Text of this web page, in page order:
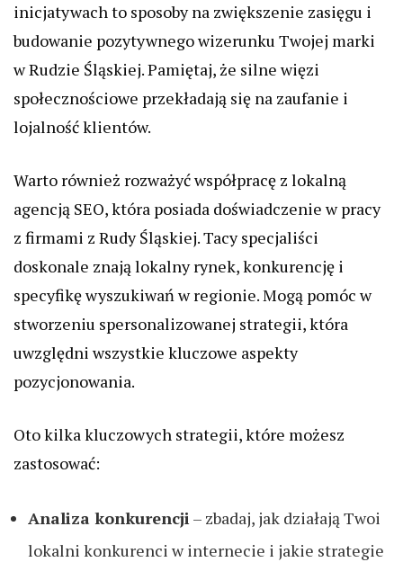
inicjatywach to sposoby na zwiększenie zasięgu i
budowanie pozytywnego wizerunku Twojej marki
w Rudzie Śląskiej. Pamiętaj, że silne więzi
społecznościowe przekładają się na zaufanie i
lojalność klientów.
Warto również rozważyć współpracę z lokalną
agencją SEO, która posiada doświadczenie w pracy
z firmami z Rudy Śląskiej. Tacy specjaliści
doskonale znają lokalny rynek, konkurencję i
specyfikę wyszukiwań w regionie. Mogą pomóc w
stworzeniu spersonalizowanej strategii, która
uwzględni wszystkie kluczowe aspekty
pozycjonowania.
Oto kilka kluczowych strategii, które możesz
zastosować:
Analiza konkurencji– zbadaj, jak działają Twoi
lokalni konkurenci w internecie i jakie strategie